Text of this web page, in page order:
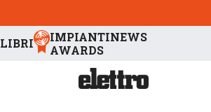
LIBRI
IMPIANTINEWS
AWARDS